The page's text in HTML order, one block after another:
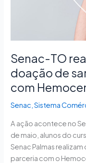
Senac-TO
doação de
com
Senac,Sistema
A ação acontece no
de maio, alunos do
Senac Palmas
parceria com o
parceria
com
Hemocentro